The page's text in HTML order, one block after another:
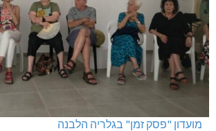
מועדון "פסק זמן" בגלריה הלבנה